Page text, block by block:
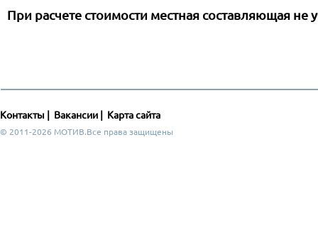
При расчете стоимости местная составляющая не
Контакты Вакансии Карта сайта
© 2011-2026 МОТИВ.Все права защищены